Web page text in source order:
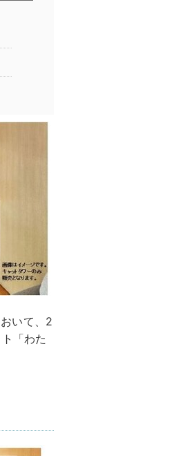
いて、2
「わた